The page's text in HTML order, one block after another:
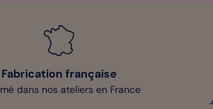
Fabrication française
dans nos ateliers en France